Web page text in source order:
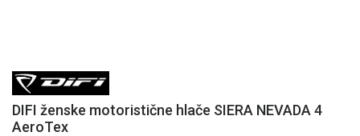
DIFI ženske motoristične hlače SIERA NEVADA 4
AeroTex